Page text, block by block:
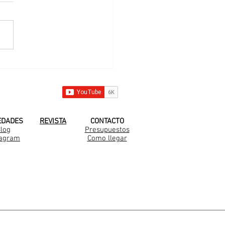
Clara al Sur
REVISTA
CONTACTO
Presupuestos
Como llegar